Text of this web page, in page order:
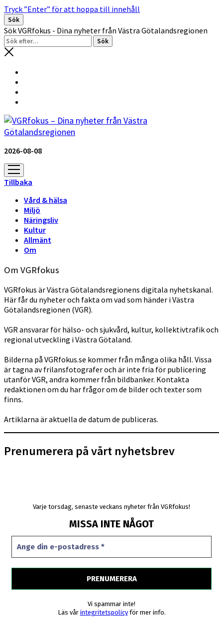
Tryck ”Enter” för att hoppa till innehåll
Sök
Sök VGRfokus - Dina nyheter från Västra Götalandsregionen
2026-08-08
öppna
meny
Tillbaka
Vård & hälsa
Miljö
Näringsliv
Kultur
Allmänt
Om
Om VGRfokus
VGRfokus är Västra Götalandsregionens digitala nyhetskanal.
Här får du nyheter och fakta om vad som händer i Västra
Götalandsregionen (VGR).
VGR ansvarar för hälso- och sjukvård, kultur, kollektivtrafik och
regional utveckling i Västra Götaland.
Bilderna på VGRfokus.se kommer från många olika håll. Vissa
är tagna av frilansfotografer och är inte fria för publicering
utanför VGR, andra kommer från bildbanker. Kontakta
redaktionen om du har frågor om de bilder och texter som
finns.
Artiklarna är aktuella de datum de publiceras.
Prenumerera på vårt nyhetsbrev
Varje torsdag, senaste veckans nyheter från VGRfokus!
MISSA INTE NÅGOT
Vi spammar inte!
Läs vår integritetspolicyför mer info.